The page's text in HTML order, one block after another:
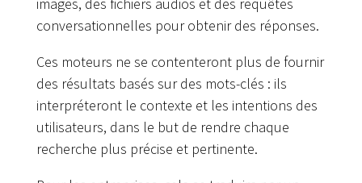
images, des fichiers audios et des requêtes
conversationnelles pour obtenir des réponses.
Ces moteurs ne se contenteront plus de fournir
des résultats basés sur des mots-clés : ils
interpréteront le contexte et les intentions des
utilisateurs, dans le but de rendre chaque
recherche plus précise et pertinente.